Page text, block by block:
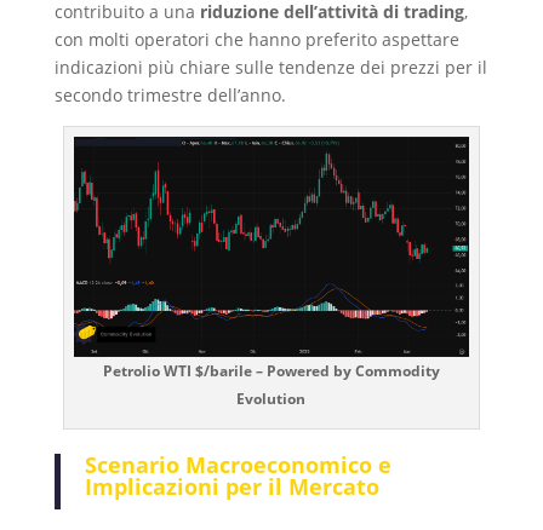
contribuito a una riduzione dell’attività di trading,
con molti operatori che hanno preferito aspettare
indicazioni più chiare sulle tendenze dei prezzi per il
secondo trimestre dell’anno.
Petrolio WTI $/barile – Powered by Commodity
Evolution
Scenario Macroeconomico e
Implicazioni per il Mercato